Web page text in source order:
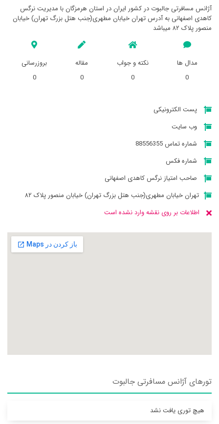
آژانس مسافرتی جالبوت در کشور ایران در استان هرمزگان با مدیریت نرگس
کاهدی اصفهانی به آدرس تهران خیابان مطهری(جنب هتل بزرگ تهران) خیابان
منصور پلاک ۸۲ میباشد
مدال ها
0
نکته و جواب
0
مقاله
0
بروزرسانی
0
پست الکترونیکی
وب سایت
شماره تماس 88556355
شماره فکس
صاحب امتیاز نرگس کاهدی اصفهانی
تهران خیابان مطهری(جنب هتل بزرگ تهران) خیابان منصور پلاک ۸۲
اطلاعات بر روی نقشه وارد نشده است
تورهای آژانس مسافرتی جالبوت
هیچ توری یافت نشد